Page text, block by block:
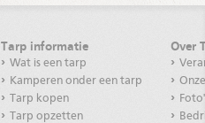
Tarp informatie
Wat is een tarp
Kamperen onder een tarp
Tarp kopen
Tarp opzetten
Over